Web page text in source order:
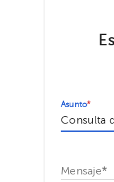
Asunto*
Mensaje*